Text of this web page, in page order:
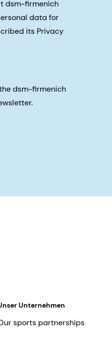
dsm-firmenich
data for
its Privacy
dsm-firmenich
Unternehmen
sports partnerships